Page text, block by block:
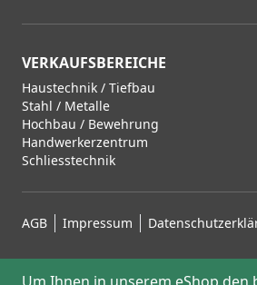
VERKAUFSBEREICHE
Haustechnik / Tiefbau
Stahl / Metalle
Hochbau / Bewehrung
Handwerkerzentrum
Schliesstechnik
AGB Impressum